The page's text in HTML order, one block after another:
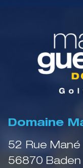
Domaine
52 Rue Mané
56870